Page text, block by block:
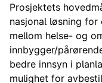
Prosjektets
nasjonal løsning
mellom helse- og
innbygger/
bedre innsyn i
mulighet for